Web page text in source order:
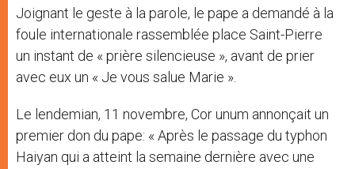
Joignant le geste à la parole, le pape a demandé à la
foule internationale rassemblée place Saint-Pierre
un instant de « prière silencieuse », avant de prier
avec eux un « Je vous salue Marie ».
Le lendemian, 11 novembre, Cor unum annonçait un
premier don du pape: « Après le passage du typhon
Haiyan qui a atteint la semaine dernière avec une